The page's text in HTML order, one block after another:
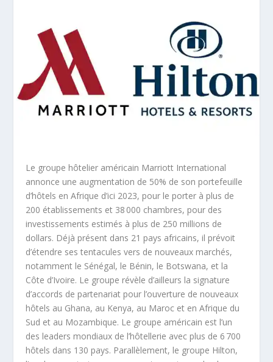
Le groupe hôtelier américain Marriott International
annonce une augmentation de 50% de son portefeuille
d’hôtels en Afrique d’ici 2023, pour le porter à plus de
200 établissements et 38 000 chambres, pour des
investissements estimés à plus de 250 millions de
dollars. Déjà présent dans 21 pays africains, il prévoit
d’étendre ses tentacules vers de nouveaux marchés,
notamment le Sénégal, le Bénin, le Botswana, et la
Côte d’Ivoire. Le groupe révèle d’ailleurs la signature
d’accords de partenariat pour l’ouverture de nouveaux
hôtels au Ghana, au Kenya, au Maroc et en Afrique du
Sud et au Mozambique. Le groupe américain est l’un
des leaders mondiaux de l’hôtellerie avec plus de 6 700
hôtels dans 130 pays. Parallèlement, le groupe Hilton,